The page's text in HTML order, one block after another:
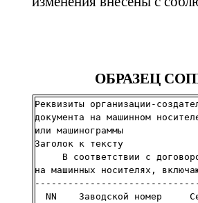
ОБРАЗЕЦ
Реквизиты организации-
документа на машинном
или машинограммы
Заголок к тексту
В соответствии с
на машинных носителях,
NN    Заводской номер